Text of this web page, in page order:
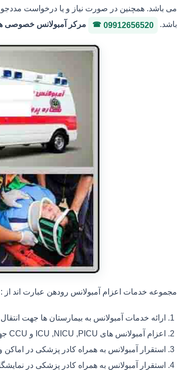
می باشد. همچنین در صورت نیاز و یا درخواست مددجو
باشد.
09912656520 مرکر آمبولانس خصوصی همیاران سلامت
مجموعه خدمات اعزام آمبولانس رودهن عبارت اند از :
ارائه خدمات آمبولانس به بیمارستان ها جهت
اعزام آمبولانس های ICU ,NICU ,PICU و CCU جهت انتقال بیماران با شرایط خاص
استقرار آمبولانس به همراه کادر پزشکی در
استقرار آمبولانس به همراه کادر پزشکی در